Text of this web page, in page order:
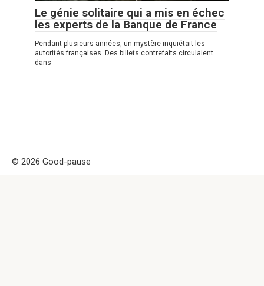
Le génie solitaire qui a mis en échec
les experts de la Banque de France
Pendant plusieurs années, un mystère inquiétait les
autorités françaises. Des billets contrefaits circulaient
dans
© 2026 Good-pause